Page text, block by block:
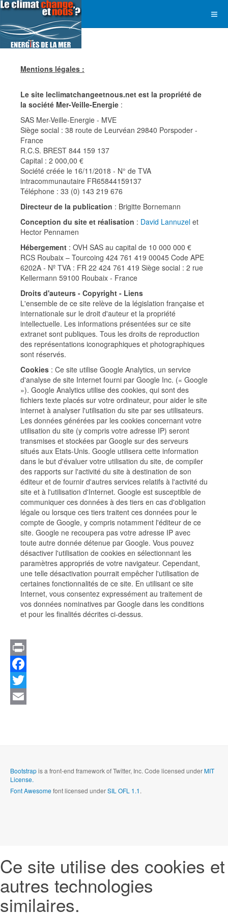
Mentions légales :
Le site leclimatchangeetnous.net est la propriété de
la société Mer-Veille-Energie :
SAS Mer-Veille-Energie - MVE
Siège social : 38 route de Leurvéan 29840 Porspoder -
France
R.C.S. BREST 844 159 137
Capital : 2 000,00 €
Société créée le 16/11/2018 - N° de TVA
intracommunautaire FR65844159137
Téléphone : 33 (0) 143 219 676
Directeur de la publication : Brigitte Bornemann
Conception du site et réalisation : David Lannuzel et
Hector Pennamen
Hébergement : OVH SAS au capital de 10 000 000 €
RCS Roubaix – Tourcoing 424 761 419 00045 Code APE
6202A - Nº TVA : FR 22 424 761 419 Siège social : 2 rue
Kellermann 59100 Roubaix - France
Droits d'auteurs - Copyright - Liens
L'ensemble de ce site relève de la législation française et
internationale sur le droit d'auteur et la propriété
intellectuelle. Les informations présentées sur ce site
extranet sont publiques. Tous les droits de reproduction
des représentations iconographiques et photographiques
sont réservés.
Cookies : Ce site utilise Google Analytics, un service
d'analyse de site Internet fourni par Google Inc. (« Google
»). Google Analytics utilise des cookies, qui sont des
fichiers texte placés sur votre ordinateur, pour aider le site
internet à analyser l'utilisation du site par ses utilisateurs.
Les données générées par les cookies concernant votre
utilisation du site (y compris votre adresse IP) seront
transmises et stockées par Google sur des serveurs
situés aux Etats-Unis. Google utilisera cette information
dans le but d'évaluer votre utilisation du site, de compiler
des rapports sur l'activité du site à destination de son
éditeur et de fournir d'autres services relatifs à l'activité du
site et à l'utilisation d'Internet. Google est susceptible de
communiquer ces données à des tiers en cas d'obligation
légale ou lorsque ces tiers traitent ces données pour le
compte de Google, y compris notamment l'éditeur de ce
site. Google ne recoupera pas votre adresse IP avec
toute autre donnée détenue par Google. Vous pouvez
désactiver l'utilisation de cookies en sélectionnant les
paramètres appropriés de votre navigateur. Cependant,
une telle désactivation pourrait empêcher l'utilisation de
certaines fonctionnalités de ce site. En utilisant ce site
Internet, vous consentez expressément au traitement de
vos données nominatives par Google dans les conditions
et pour les finalités décrites ci-dessus.
Print
Facebook
Twitter
Bootstrapis a front-end framework of Twitter, Inc. Code licensed underMIT
License.
Font Awesomefont licensed underSIL OFL 1.1.
Ce site utilise des cookies et
autres technologies
similaires.